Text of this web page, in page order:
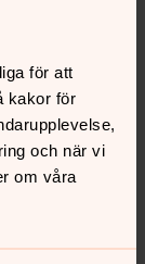
för att
kakor för
och när vi
om våra